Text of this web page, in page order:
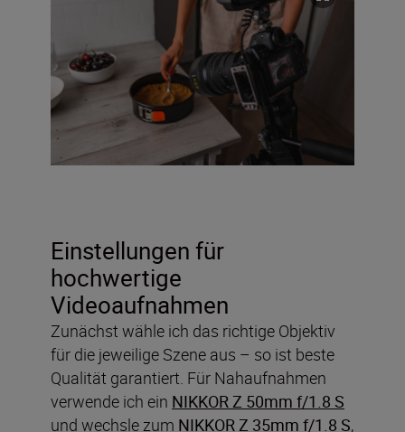
Einstellungen für
hochwertige
Videoaufnahmen
Zunächst wähle ich das richtige Objektiv
für die jeweilige Szene aus – so ist beste
Qualität garantiert. Für Nahaufnahmen
verwende ich ein NIKKOR Z 50mm f/1.8 S
und wechsle zum NIKKOR Z 35mm f/1.8 S,